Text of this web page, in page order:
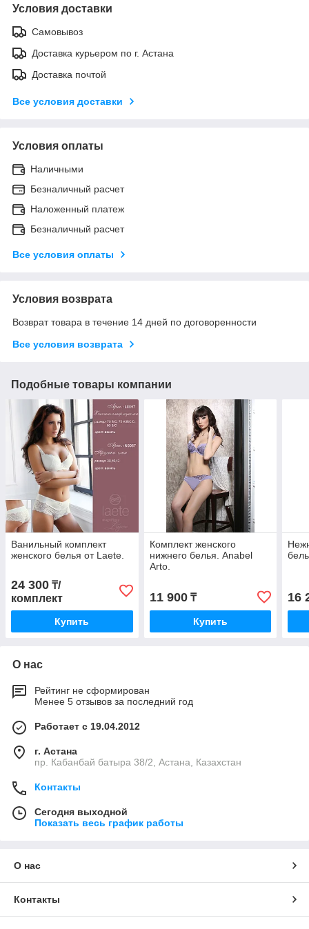
Условия доставки
Самовывоз
Доставка курьером по г. Астана
Доставка почтой
Все условия доставки
Условия оплаты
Наличными
Безналичный расчет
Наложенный платеж
Безналичный расчет
Все условия оплаты
Условия возврата
Возврат товара в течение 14 дней по договоренности
Все условия возврата
Подобные товары компании
Ванильный комплект
женского белья от Laete.
24 300 ₸/
комплект
Купить
Комплект женского
нижнего белья. Anabel
Arto.
11 900₸
Купить
16
О нас
Рейтинг не сформирован
Менее 5 отзывов за последний год
Работает с 19.04.2012
г. Астана
пр. Кабанбай батыра 38/2, Астана, Казахстан
Контакты
Сегодня выходной
Показать весь график работы
О нас
Контакты